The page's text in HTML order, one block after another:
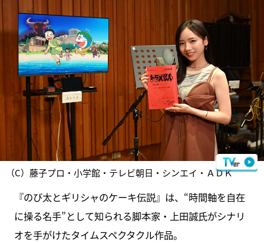
（C）藤子プロ・小学館・テレビ朝日・シンエイ・ＡＤＫ
『のび太とギリシャのケーキ伝説』は、“時間軸を自在
に操る名手”として知られる脚本家・上田誠氏がシナリ
オを手がけたタイムスペクタクル作品。